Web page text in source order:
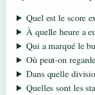
Quel est le score
À quelle heure a
Qui a marqué le
Où peut-on
Dans quelle
Quelles sont les